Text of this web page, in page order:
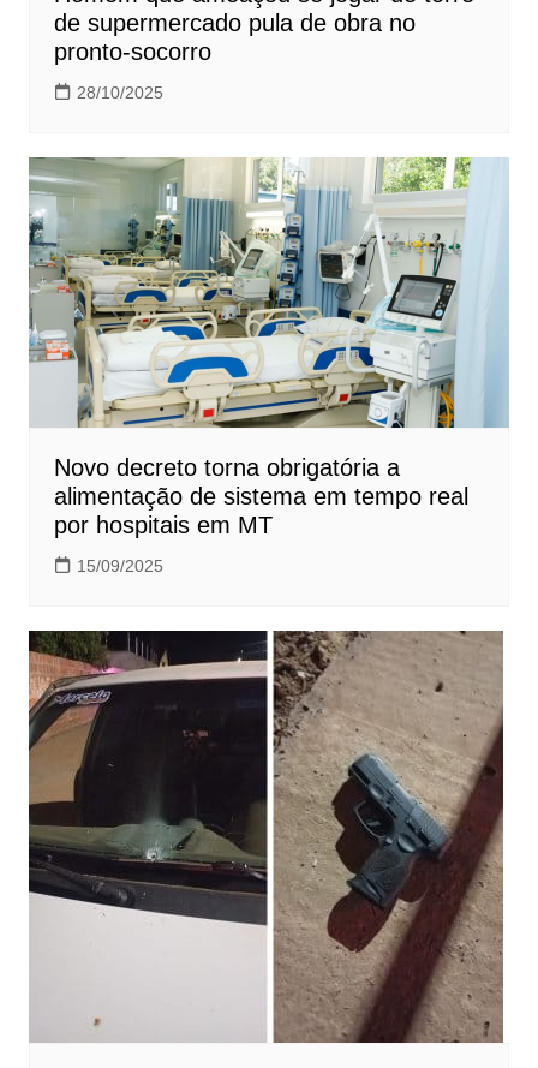
de supermercado pula de obra no
pronto-socorro
28/10/2025
Novo decreto torna obrigatória a
alimentação de sistema em tempo real
por hospitais em MT
15/09/2025